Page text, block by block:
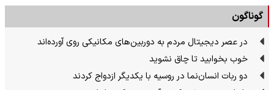
گوناگون
در عصر دیجیتال مردم به دوربین‌های مکانیکی روی آورده‌اند
خوب بخوابید تا چاق نشوید
دو ربات انسان‌نما در روسیه با یکدیگر ازدواج کردند